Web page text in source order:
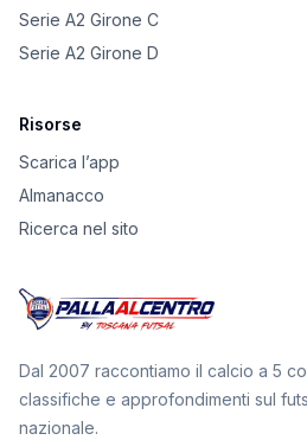
Serie A2 Girone C
Serie A2 Girone D
Risorse
Scarica l’app
Almanacco
Ricerca nel sito
Dal 2007 raccontiamo il calcio a 5
classifiche e approfondimenti sul
nazionale.